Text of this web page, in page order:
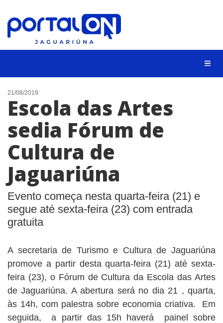
NOTÍCIAS
LISTA DIGITAL
CONTATO
ANUNCIE
21/08/2019
Escola das Artes
sedia Fórum de
Cultura de
Jaguariúna
Evento começa nesta quarta-feira (21) e
segue até sexta-feira (23) com entrada
gratuita
A secretaria de Turismo e Cultura de Jaguariúna
promove a partir desta quarta-feira (21) até sexta-
feira (23), o Fórum de Cultura da Escola das Artes
de Jaguariúna. A abertura será no dia 21 , quarta,
às 14h, com palestra sobre economia criativa. Em
seguida, a partir das 15h haverá painel sobre